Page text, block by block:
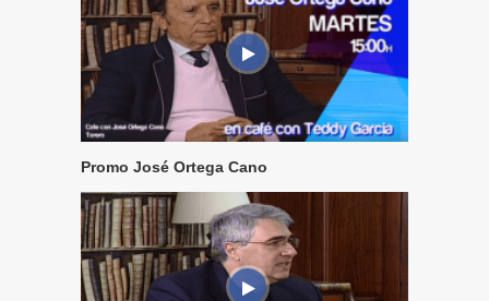
Promo José Ortega Cano